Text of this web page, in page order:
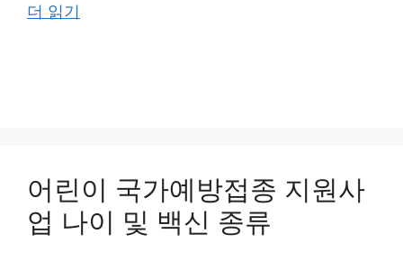
더 읽기
어린이 국가예방접종 지원사
업 나이 및 백신 종류